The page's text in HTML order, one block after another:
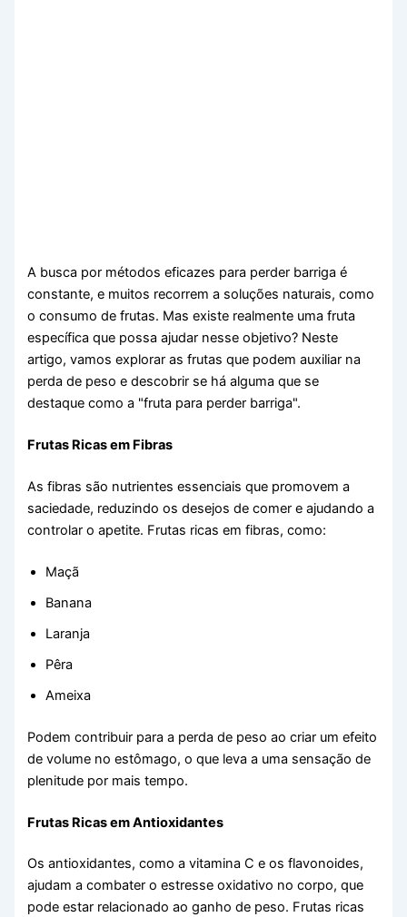
A busca por métodos eficazes para perder barriga é
constante, e muitos recorrem a soluções naturais, como
o consumo de frutas. Mas existe realmente uma fruta
específica que possa ajudar nesse objetivo? Neste
artigo, vamos explorar as frutas que podem auxiliar na
perda de peso e descobrir se há alguma que se
destaque como a "fruta para perder barriga".
Frutas Ricas em Fibras
As fibras são nutrientes essenciais que promovem a
saciedade, reduzindo os desejos de comer e ajudando a
controlar o apetite. Frutas ricas em fibras, como:
Maçã
Banana
Laranja
Pêra
Ameixa
Podem contribuir para a perda de peso ao criar um efeito
de volume no estômago, o que leva a uma sensação de
plenitude por mais tempo.
Frutas Ricas em Antioxidantes
Os antioxidantes, como a vitamina C e os flavonoides,
ajudam a combater o estresse oxidativo no corpo, que
pode estar relacionado ao ganho de peso. Frutas ricas